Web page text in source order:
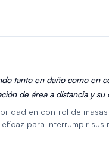
que buscan un
tanto en daño como en
de área a distancia y su
para JcJ.
en control de
para interrumpir sus